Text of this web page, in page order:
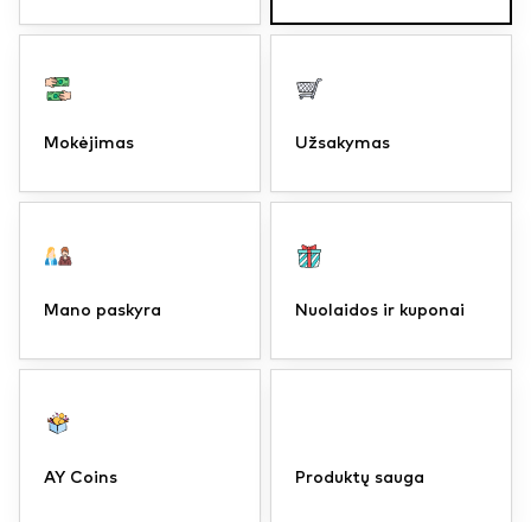
Mokėjimas Užsakymas
Mano paskyra Nuolaidos ir kuponai
AY Coins Produktų sauga